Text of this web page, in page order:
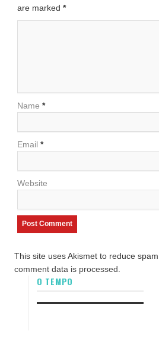
are marked *
Name *
Email *
Website
This site uses Akismet to reduce spam.
comment data is processed.
O TEMPO